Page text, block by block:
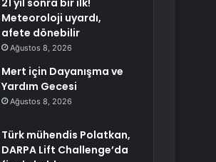
21 yıl sonra bir ilk!
Meteoroloji uyardı,
afete dönebilir
Ağustos 8, 2026
Mert için Dayanışma ve
Yardım Gecesi
Ağustos 8, 2026
Türk mühendis Polatkan,
DARPA Lift Challenge’da